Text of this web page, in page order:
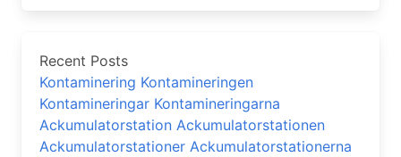
Recent Posts
Kontaminering Kontamineringen
Kontamineringar Kontamineringarna
Ackumulatorstation Ackumulatorstationen
Ackumulatorstationer Ackumulatorstationerna